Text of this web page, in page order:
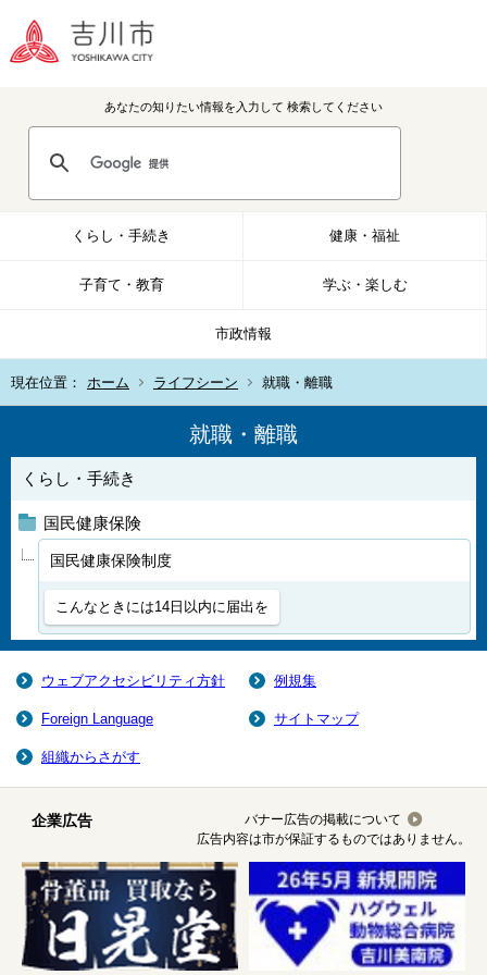
あなたの知りたい情報を入力して 検索してください
くらし・手続き 健康・福祉
子育て・教育 学ぶ・楽しむ
市政情報
現在位置： ホーム ライフシーン 就職・離職
就職・離職
くらし・手続き
国民健康保険
国民健康保険制度
こんなときには14日以内に届出を
ウェブアクセシビリティ方針 例規集
Foreign Language サイトマップ
組織からさがす
企業広告
バナー広告の掲載について
広告内容は市が保証するものではありません。